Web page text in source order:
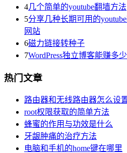
4几个简单的youtube翻墙方法
5分享几种长期可用的
网站
6磁力链接转种子
7WordPress独立博客能赚多
热门文章
路由器和无线路由器怎么设
root权限获取的简单方法
蜂蜜的作用与功效是什么
牙龈肿痛的治疗方法
电脑和手机的home键在哪里